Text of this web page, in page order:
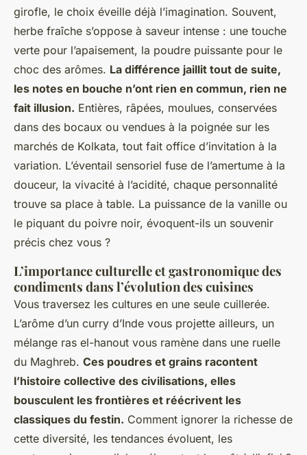
girofle, le choix éveille déjà l’imagination. Souvent,
herbe fraîche s’oppose à saveur intense : une touche
verte pour l’apaisement, la poudre puissante pour le
choc des arômes. La différence jaillit tout de suite,
les notes en bouche n’ont rien en commun, rien ne
fait illusion. Entières, râpées, moulues, conservées
dans des bocaux ou vendues à la poignée sur les
marchés de Kolkata, tout fait office d’invitation à la
variation. L’éventail sensoriel fuse de l’amertume à la
douceur, la vivacité à l’acidité, chaque personnalité
trouve sa place à table. La puissance de la vanille ou
le piquant du poivre noir, évoquent-ils un souvenir
précis chez vous ?
L’importance culturelle et gastronomique des
condiments dans l’évolution des cuisines
Vous traversez les cultures en une seule cuillerée.
L’arôme d’un curry d’Inde vous projette ailleurs, un
mélange ras el-hanout vous ramène dans une ruelle
du Maghreb. Ces poudres et grains racontent
l’histoire collective des civilisations, elles
bousculent les frontières et réécrivent les
classiques du festin. Comment ignorer la richesse de
cette diversité, les tendances évoluent, les